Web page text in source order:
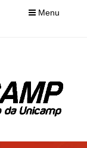
Menu